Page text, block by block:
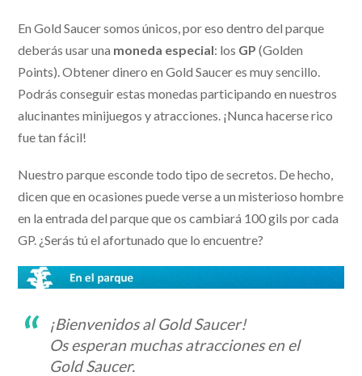
En Gold Saucer somos únicos, por eso dentro del parque
deberás usar una moneda especial: los GP (Golden
Points). Obtener dinero en Gold Saucer es muy sencillo.
Podrás conseguir estas monedas participando en nuestros
alucinantes minijuegos y atracciones. ¡Nunca hacerse rico
fue tan fácil!
Nuestro parque esconde todo tipo de secretos. De hecho,
dicen que en ocasiones puede verse a un misterioso hombre
en la entrada del parque que os cambiará 100 gils por cada
GP. ¿Serás tú el afortunado que lo encuentre?
¡Bienvenidos al Gold Saucer!
Os esperan muchas atracciones en el
Gold Saucer.